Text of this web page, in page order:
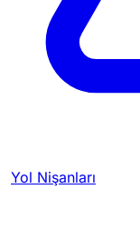
Yol Nişanları